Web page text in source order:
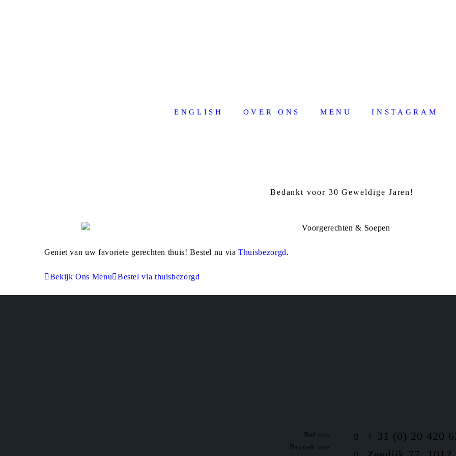
ENGLISH OVER ONS MENU INSTAGRAM
Bedankt voor 30 Geweldige Jaren!
Geniet van uw favoriete gerechten thuis! Bestel nu viaThuisbezorgd.
Bekijk Ons Menu Bestel via thuisbezorgd
+ 31 (0) 20 420
Bel ons
Bezoek ons